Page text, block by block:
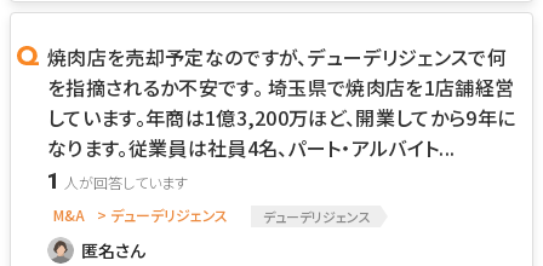
焼肉店を売却予定なのですが、デューデリジェンスで何
を指摘されるか不安です。 埼玉県で焼肉店を1店舗経営
しています。年商は1億3,200万ほど、開業してから9年に
なります。従業員は社員4名、パート・アルバイト...
1
M&A > デューデリジェンス デューデリジェンス
匿名さん